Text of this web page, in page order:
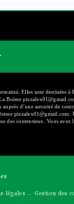
Elles sont destinées
Boisse
d’une autorité de
des contentieux. Vous
légales - Gestion des